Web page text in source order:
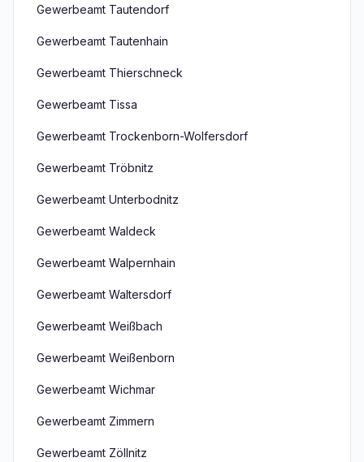
Gewerbeamt Tautendorf
Gewerbeamt Tautenhain
Gewerbeamt Thierschneck
Gewerbeamt Tissa
Gewerbeamt Trockenborn-Wolfersdorf
Gewerbeamt Tröbnitz
Gewerbeamt Unterbodnitz
Gewerbeamt Waldeck
Gewerbeamt Walpernhain
Gewerbeamt Waltersdorf
Gewerbeamt Weißbach
Gewerbeamt Weißenborn
Gewerbeamt Wichmar
Gewerbeamt Zimmern
Gewerbeamt Zöllnitz